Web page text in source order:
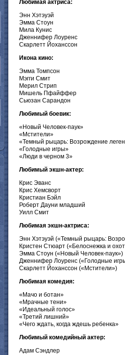
Любимая актриса:
Энн Хэтэуэй
Эмма Стоун
Мила Кунис
Дженнифер Лоуренс
Скарлетт Йоханссон
Икона кино:
Эмма Томпсон
Мэгги Смит
Мерил Стрип
Мишель Пфайффер
Сьюзан Сарандон
Любимый боевик:
«Новый Человек-паук»
«Мстители»
«Темный рыцарь: Возрождение
«Голодные игры»
«Люди в черном 3»
Любимый экшн-актер:
Крис Эванс
Крис Хемсворт
Кристиан Бэйл
Роберт Дауни младший
Уилл Смит
Любимая экшн-актриса:
Энн Хэтэуэй («Темный рыцарь:
Кристен Стюарт («Белоснежка и
Эмма Стоун («Новый Человек-паук»)
Дженнифер Лоуренс («Голодные
Скарлетт Йоханссон («Мстители»)
Любимая комедия:
«Мачо и ботан»
«Мрачные тени»
«Идеальный голос»
«Третий лишний»
«Чего ждать, когда ждешь ребенка»
Любимый комедийный актер:
Адам Сэндлер